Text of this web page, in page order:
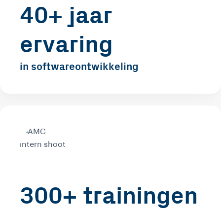
40+ jaar
ervaring
in softwareontwikkeling
300+ trainingen